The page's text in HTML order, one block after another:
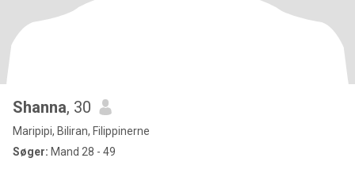
Shanna, 30
Maripipi, Biliran, Filippinerne
Søger: Mand 28 - 49